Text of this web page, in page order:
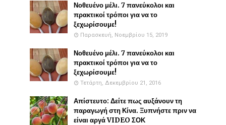
Νοθευένο μέλι. 7 πανεύκολοι και
πρακτικοί τρόποι για να το
ξεχωρίσουμε!
Παρασκευή, Νοεμβρίου 15, 2019
Νοθευένο μέλι. 7 πανεύκολοι και
πρακτικοί τρόποι για να το
ξεχωρίσουμε!
Τετάρτη, Δεκεμβρίου 21, 2016
Απίστευτο: Δείτε πως αυξάνουν τη
παραγωγή στη Κίνα. Ξυπνήστε πριν να
είναι αργά VIDEO ΣΟΚ